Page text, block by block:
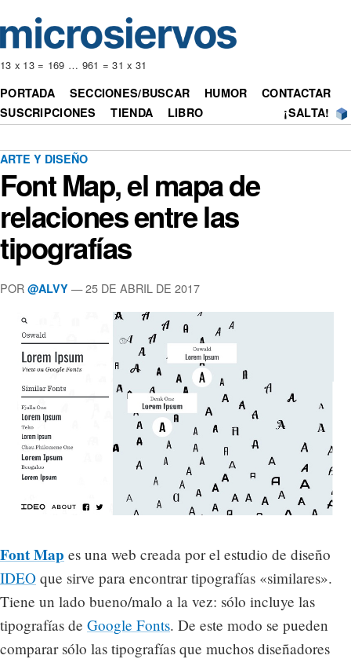
13 x 13 = 169 … 961 = 31 x 31
PORTADA SECCIONES/BUSCAR HUMOR
CONTACTAR
SUSCRIPCIONES
TIENDA LIBRO ¡SALTA!
ARTE Y DISEÑO
Font Map, el mapa de
relaciones entre las
tipografías
POR @ALVY — 25 DE ABRIL DE 2017
Font Map es una web creada por el estudio de diseño
IDEO que sirve para encontrar tipografías «similares».
Tiene un lado bueno/malo a la vez: sólo incluye las
tipografías de Google Fonts. De este modo se pueden
comparar sólo las tipografías que muchos diseñadores